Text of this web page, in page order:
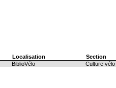
Localisation Section
BiblioVélo Culture vélo